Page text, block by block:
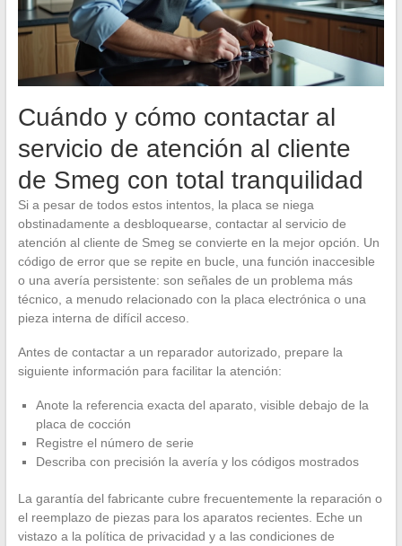
Cuándo y cómo contactar al
servicio de atención al cliente
de Smeg con total tranquilidad
Si a pesar de todos estos intentos, la placa se niega
obstinadamente a desbloquearse, contactar al servicio de
atención al cliente de Smeg se convierte en la mejor opción. Un
código de error que se repite en bucle, una función inaccesible
o una avería persistente: son señales de un problema más
técnico, a menudo relacionado con la placa electrónica o una
pieza interna de difícil acceso.
Antes de contactar a un reparador autorizado, prepare la
siguiente información para facilitar la atención:
Anote la referencia exacta del aparato, visible debajo de la
placa de cocción
Registre el número de serie
Describa con precisión la avería y los códigos mostrados
La garantía del fabricante cubre frecuentemente la reparación o
el reemplazo de piezas para los aparatos recientes. Eche un
vistazo a la política de privacidad y a las condiciones de